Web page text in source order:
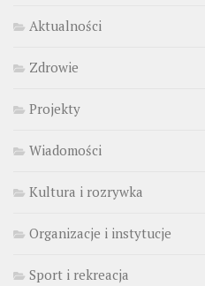
Aktualności
Zdrowie
Projekty
Wiadomości
Kultura i rozrywka
Organizacje i instytucje
Sport i rekreacja